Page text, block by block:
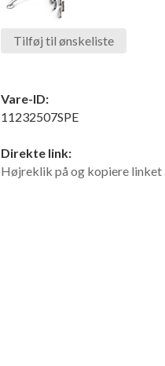
Tilføj til ønskeliste
Vare-ID:
11232507SPE
Direkte link:
Højreklik på og kopiere linket